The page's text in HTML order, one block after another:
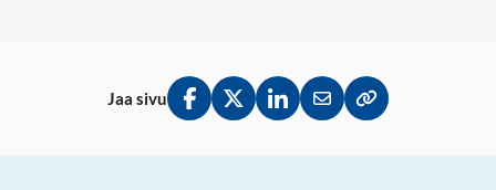
Jaa sivu
Jaa Facebookissa
Jaa Twitterissä
Jaa LinkedInissä
Jaa sähköpostitse
Kopioi linkki